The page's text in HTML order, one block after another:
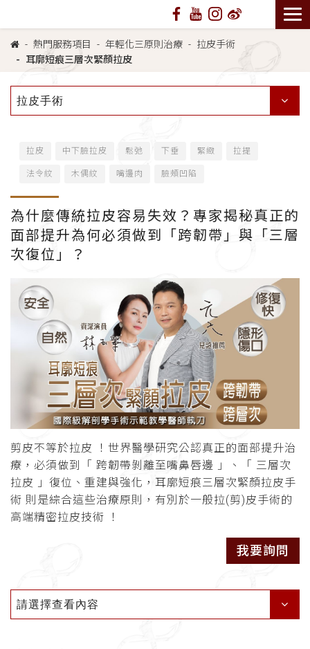
熱門服務項目 年輕化三原則治療
拉皮手術
耳廓短痕三層次緊顏拉皮
拉皮手術
拉皮 中下臉拉皮 鬆弛 下垂 緊緻 拉提
法令紋 木偶紋 嘴邊肉 臉頰凹陷
為什麼傳統拉皮容易失效？專家揭秘真正的
面部提升為何必須做到「跨韌帶」與「三層
次復位」？
剪皮不等於拉皮 ！世界醫學研究公認真正的面部提升治
療，必須做到「 跨韌帶剝離至嘴鼻唇邊 」、「 三層次
拉皮 」復位、重建與強化，耳廓短痕三層次緊顏拉皮手
術 則是綜合這些治療原則，有別於一般拉(剪)皮手術的
高端精密拉皮技術 ！
我要詢問
請選擇查看內容